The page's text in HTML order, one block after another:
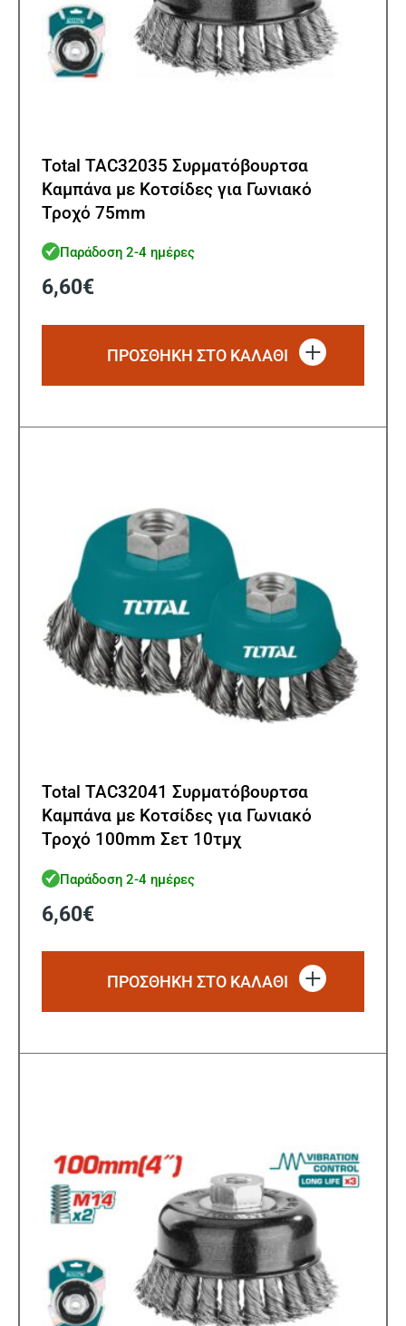
Total TAC32035 Συρματόβουρτσα
Καμπάνα με Κοτσίδες για Γωνιακό
Τροχό 75mm
Παράδοση 2-4 ημέρες
6,60€
ΠΡΟΣΘΗΚΗ ΣΤΟ ΚΑΛΑΘΙ
Total TAC32041 Συρματόβουρτσα
Καμπάνα με Κοτσίδες για Γωνιακό
Τροχό 100mm Σετ 10τμχ
Παράδοση 2-4 ημέρες
6,60€
ΠΡΟΣΘΗΚΗ ΣΤΟ ΚΑΛΑΘΙ